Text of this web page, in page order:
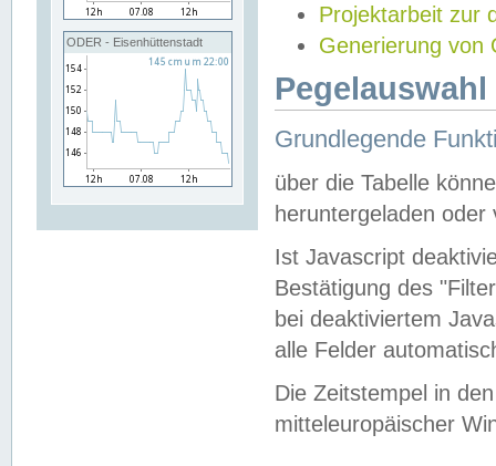
ODER - Eisenhüttenstadt
Projektarbeit zur
Generierung von
Grundlegende
über die Tabelle
heruntergeladen oder
Ist Javascript
Bestätigung des
bei deaktiviertem
alle Felder
Die Zeitstempel in
mitteleuropäischer